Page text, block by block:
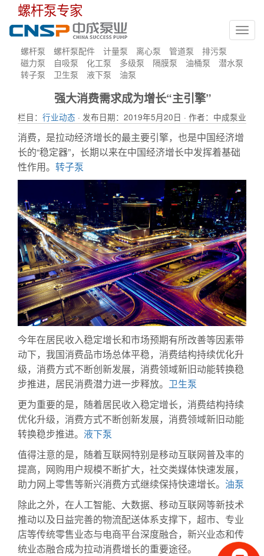
螺杆泵专家
螺杆泵 螺杆泵配件 计量泵 离心泵 管道泵
排污泵
磁力泵
自吸泵 化工泵 多级泵 隔膜泵 油桶泵
潜水泵
转子泵
卫生泵 液下泵 油泵
强大消费需求成为增长“主引擎”
栏目： 行业动态 · 发布日期：2019年5月20日 · 作者：中成泵业
消费，是拉动经济增长的最主要引擎，也是中国经济增
长的“稳定器”，长期以来在中国经济增长中发挥着基础
性作用。 转子泵
今年在居民收入稳定增长和市场预期有所改善等因素带
动下，我国消费品市场总体平稳，消费结构持续优化升
级，消费方式不断创新发展，消费领域新旧动能转换稳
步推进，居民消费潜力进一步释放。 卫生泵
更为重要的是，随着居民收入稳定增长，消费结构持续
优化升级，消费方式不断创新发展，消费领域新旧动能
转换稳步推进。 液下泵
值得注意的是，随着互联网特别是移动互联网普及率的
提高，网购用户规模不断扩大，社交类媒体快速发展，
助力网上零售等新兴消费方式继续保持快速增长。 油泵
除此之外，在人工智能、大数据、移动互联网等新技术
推动以及日益完善的物流配送体系支撑下，超市、专业
店等传统零售业态与电商平台深度融合，新兴业态和传
统业态融合成为拉动消费增长的重要途径。